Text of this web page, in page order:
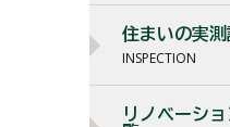
住まいの実
INSPECTION
リノベーシ